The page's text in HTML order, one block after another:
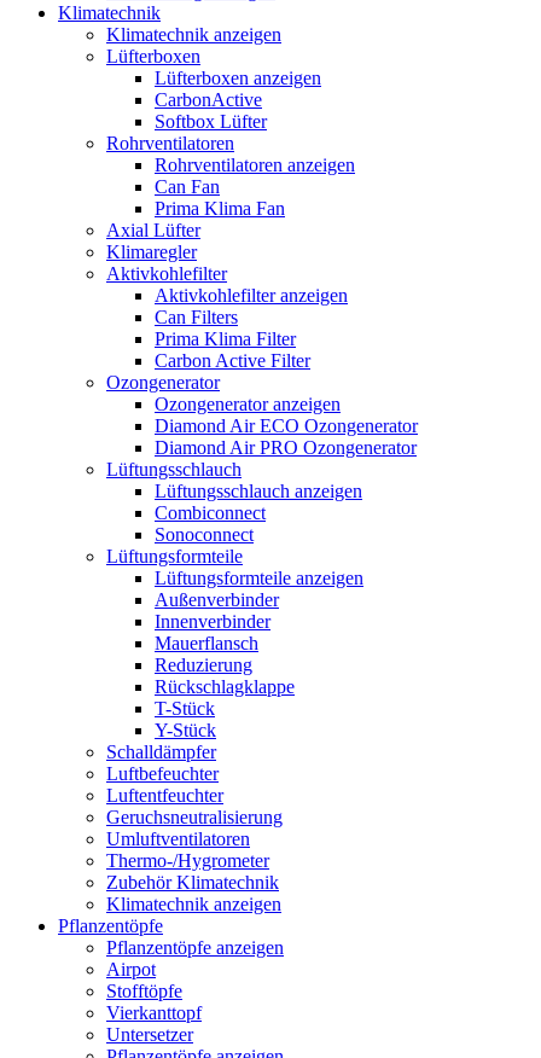
Klimatechnik
Klimatechnik anzeigen
Lüfterboxen
Lüfterboxen anzeigen
CarbonActive
Softbox Lüfter
Rohrventilatoren
Rohrventilatoren anzeigen
Can Fan
Prima Klima Fan
Axial Lüfter
Klimaregler
Aktivkohlefilter
Aktivkohlefilter anzeigen
Can Filters
Prima Klima Filter
Carbon Active Filter
Ozongenerator
Ozongenerator anzeigen
Diamond Air ECO Ozongenerator
Diamond Air PRO Ozongenerator
Lüftungsschlauch
Lüftungsschlauch anzeigen
Combiconnect
Sonoconnect
Lüftungsformteile
Lüftungsformteile anzeigen
Außenverbinder
Innenverbinder
Mauerflansch
Reduzierung
Rückschlagklappe
T-Stück
Y-Stück
Schalldämpfer
Luftbefeuchter
Luftentfeuchter
Geruchsneutralisierung
Umluftventilatoren
Thermo-/Hygrometer
Zubehör Klimatechnik
Klimatechnik anzeigen
Pflanzentöpfe
Pflanzentöpfe anzeigen
Airpot
Stofftöpfe
Vierkanttopf
Untersetzer